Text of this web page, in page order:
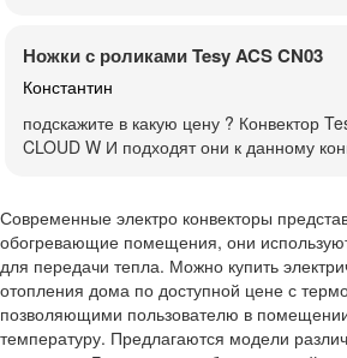
Ножки с роликами Tesy ACS CN03
Константин
подскажите в какую цену ? Конвектор
CLOUD W И подходят они к данному
Современные электро конвекторы
обогревающие помещения, они
для передачи тепла. Можно купить
отопления дома по доступной цене с
позволяющими пользователю в
температуру. Предлагаются модели